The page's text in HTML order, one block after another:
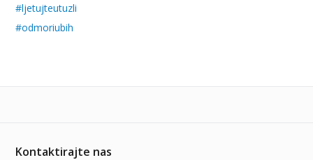
#ljetujteutuzli
#odmoriubih
Kontaktirajte nas